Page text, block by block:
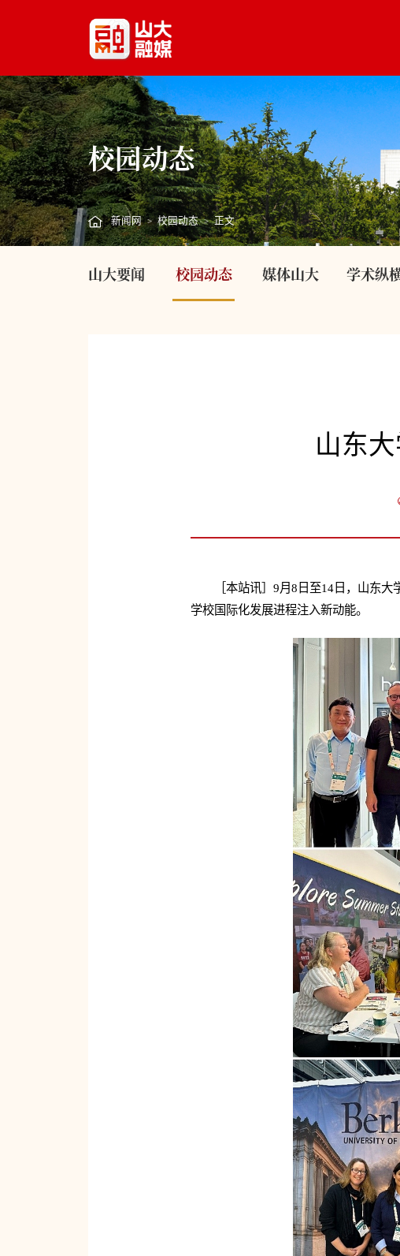
校园动态
新闻网 > 校园动态 > 正文
山大要闻 校园动态 媒体山大 学术纵
山东
［本站讯］9月8日至14日，山东
学校国际化发展进程注入新动能。